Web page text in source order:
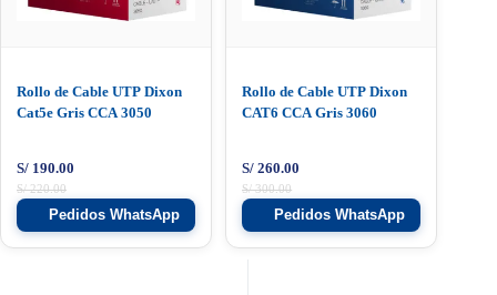
Rollo de Cable UTP Dixon
Cat5e Gris CCA 3050
S/220.00
S/ 190.00
Pedidos WhatsApp
Rollo de Cable UTP Dixon
CAT6 CCA Gris 3060
S/300.00
S/ 260.00
Pedidos WhatsApp